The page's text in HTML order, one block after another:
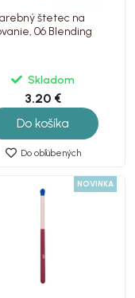
štetec na
06 Blending
Skladom
3.20 €
Do košíka
Do obľúbených
NOVINKA